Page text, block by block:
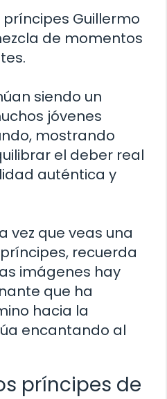
Guillermo
de momentos
siendo un
jóvenes
mostrando
el deber real
auténtica y
vez que veas una
recuerda
imágenes hay
que ha
hacia la
encantando al
príncipes de